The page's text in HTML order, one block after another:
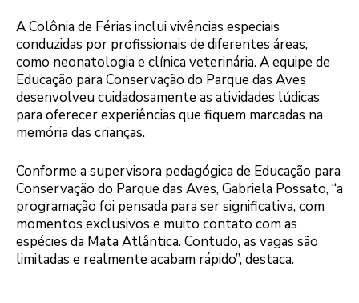
A Colônia de Férias inclui vivências especiais
conduzidas por profissionais de diferentes áreas,
como neonatologia e clínica veterinária. A equipe de
Educação para Conservação do Parque das Aves
desenvolveu cuidadosamente as atividades lúdicas
para oferecer experiências que fiquem marcadas na
memória das crianças.
Conforme a supervisora pedagógica de Educação para
Conservação do Parque das Aves, Gabriela Possato, “a
programação foi pensada para ser significativa, com
momentos exclusivos e muito contato com as
espécies da Mata Atlântica. Contudo, as vagas são
limitadas e realmente acabam rápido”, destaca.